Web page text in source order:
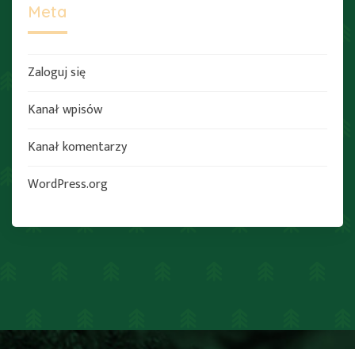
Meta
Zaloguj się
Kanał wpisów
Kanał komentarzy
WordPress.org